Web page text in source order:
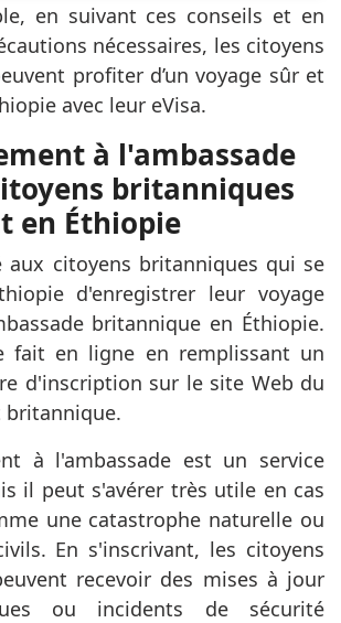
en suivant ces conseils et en
nécessaires, les citoyens
profiter d’un voyage sûr et
avec leur eVisa.
à l'ambassade
britanniques
en Éthiopie
aux citoyens britanniques qui se
d'enregistrer leur voyage
britannique en Éthiopie.
fait en ligne en remplissant un
d'inscription sur le site Web du
britannique.
à l'ambassade est un service
il peut s'avérer très utile en cas
une catastrophe naturelle ou
En s'inscrivant, les citoyens
recevoir des mises à jour
ou incidents de sécurité